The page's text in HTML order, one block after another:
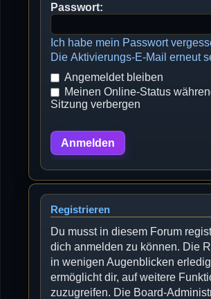
Passwort:
Ich habe mein Passwort
Die Aktivierungs-E-Mail erneut
Angemeldet bleiben
Meinen Online-Status
Sitzung verbergen
Registrieren
Du musst in diesem Forum
dich anmelden zu können. Die
in wenigen Augenblicken
ermöglicht dir, auf weitere
zuzugreifen. Die Board-